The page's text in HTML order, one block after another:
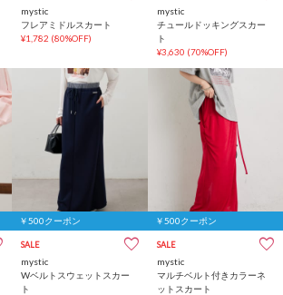
mystic
フレアミドルスカート
¥1,782 (80%OFF)
mystic
チュールドッキングスカー
ト
¥3,630 (70%OFF)
￥500クーポン
SALE
mystic
Wベルトスウェットスカー
ト
￥500クーポン
SALE
mystic
マルチベルト付きカラーネ
ットスカート